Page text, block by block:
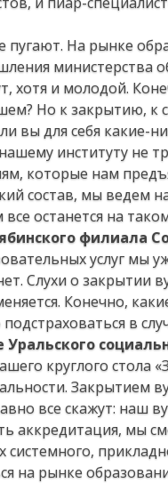
На рынке
министерства
хотя и молодой.
Но к закрытию,
вы для себя какие-
институту не
которые нам
состав, мы ведем
останется на
филиала
услуг мы
Слухи о закрытии
Конечно,
в
Уральского
круглого стола
все скажут: наш
аккредитация, мы
на рынке